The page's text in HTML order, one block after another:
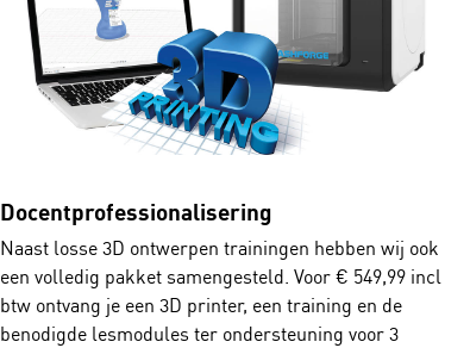
Docentprofessionalisering
Naast losse 3D ontwerpen trainingen hebben wij ook
een volledig pakket samengesteld. Voor € 549,99 incl
btw ontvang je een 3D printer, een training en de
benodigde lesmodules ter ondersteuning voor 3